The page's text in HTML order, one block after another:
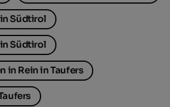
Südtirol
Südtirol
in Rein in Taufers